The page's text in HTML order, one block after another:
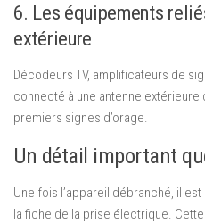
6. Les équipements
extérieure
Décodeurs TV, amplificateurs de
connecté à une antenne
premiers signes d’orage.
Un détail important
Une fois l’appareil débranché, il
la fiche de la prise électrique.